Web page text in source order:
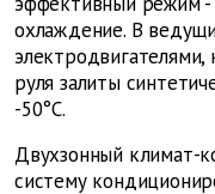
охлаждение. В
руля залиты
-50°С.
Двухзонный климат-
систему